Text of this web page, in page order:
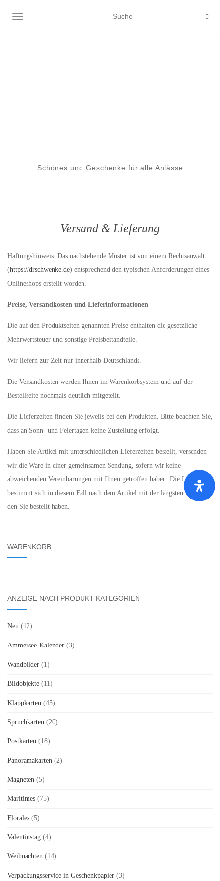
NAVIGATION EIN-/AUSSCHALTEN
Schönes und Geschenke für alle Anlässe
Versand & Lieferung
Haftungshinweis: Das nachstehende Muster ist von einem Rechtsanwalt
(https://drschwenke.de) entsprechend den typischen Anforderungen eines
Onlineshops erstellt worden.
Preise, Versandkosten und Lieferinformationen
Die auf den Produktseiten genannten Preise enthalten die gesetzliche
Mehrwertsteuer und sonstige Preisbestandteile.
Wir liefern zur Zeit nur innerhalb Deutschlands.
Die Versandkosten werden Ihnen im Warenkorbsystem und auf der
Bestellseite nochmals deutlich mitgeteilt.
Die Lieferzeiten finden Sie jeweils bei den Produkten. Bitte beachten Sie,
dass an Sonn- und Feiertagen keine Zustellung erfolgt.
Haben Sie Artikel mit unterschiedlichen Lieferzeiten bestellt, versenden
wir die Ware in einer gemeinsamen Sendung, sofern wir keine
abweichenden Vereinbarungen mit Ihnen getroffen haben. Die Lieferzeit
bestimmt sich in diesem Fall nach dem Artikel mit der längsten Lieferzeit
den Sie bestellt haben.
WARENKORB
ANZEIGE NACH PRODUKT-KATEGORIEN
Neu (12)
Ammersee-Kalender (3)
Wandbilder (1)
Bildobjekte (11)
Klappkarten (45)
Spruchkarten (20)
Postkarten (18)
Panoramakarten (2)
Magneten (5)
Maritimes (75)
Florales (5)
Valentinstag (4)
Weihnachten (14)
Verpackungsservice in Geschenkpapier (3)